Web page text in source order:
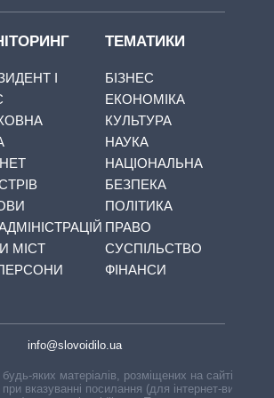
І
МІСТ
ТЕМАТИКИ
БІЗНЕС
ЕКОНОМІКА
КУЛЬТУРА
НАУКА
НАЦІОНАЛЬНА
БЕЗПЕКА
ПОЛІТИКА
ПРАВО
СУСПІЛЬСТВО
ФІНАНСИ
info@slovoidilo.ua
яких матеріалів, розміщених на сайті,
вказуванні посилання (для інтернет-видань